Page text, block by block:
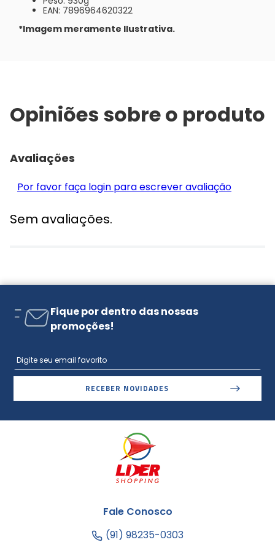
EAN: 7896964620322
*Imagem meramente Ilustrativa.
Opiniões sobre o produto
Avaliações
Por favor faça login para escrever avaliação
Sem avaliações.
Fique por dentro das nossas
promoções!
RECEBER NOVIDADES
Fale Conosco
(91) 98235-0303